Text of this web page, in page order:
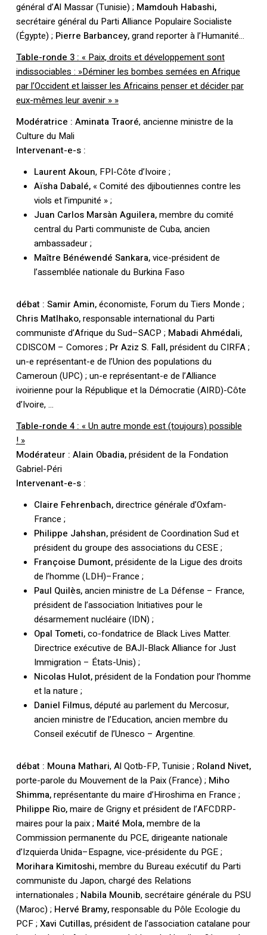
Votre panier est vide.
Retourner à la
général d’Al Massar (Tunisie) ; Mamdouh Habashi,
secrétaire général du Parti Alliance Populaire Socialiste
(Égypte) ; Pierre Barbancey,grand reporter à l’Humanité…
Table-ronde 3 : « Paix, droits et développement sont
indissociables : »Déminer les bombes semées en Afrique
par l’Occident et laisser les Africains penser et décider par
eux-mêmes leur avenir » »
Modératrice : Aminata Traoré, ancienne ministre de la
Culture du Mali
Intervenant-e-s :
Laurent Akoun, FPI-Côte d’Ivoire ;
Aïsha Dabalé,« Comité des djiboutiennes contre les
viols et l’impunité » ;
Juan Carlos Marsàn Aguilera,membre du comité
central du Parti communiste de Cuba, ancien
ambassadeur ;
Maître Bénéwendé Sankara,vice-président de
l’assemblée nationale du Burkina Faso
débat : Samir Amin,économiste, Forum du Tiers Monde ;
Chris Matlhako,responsable international du Parti
communiste d’Afrique du Sud–SACP ; Mabadi Ahmédali,
CDISCOM – Comores ; Pr Aziz S. Fall,président du CIRFA ;
un-e représentant-e de l’Union des populations du
Cameroun (UPC) ; un-e représentant-e de l’Alliance
ivoirienne pour la République et la Démocratie (AIRD)-Côte
d’Ivoire, …
Table-ronde 4 : « Un autre monde est (toujours) possible
! »
Modérateur : Alain Obadia,président de la Fondation
Gabriel-Péri
Intervenant-e-s :
Claire Fehrenbach,directrice générale d’Oxfam-
France ;
Philippe Jahshan,président de Coordination Sud et
président du groupe des associations du CESE ;
Françoise Dumont,présidente de la Ligue des droits
de l’homme (LDH)–France ;
Paul Quilès,ancien ministre de La Défense – France,
président de l’association Initiatives pour le
désarmement nucléaire (IDN) ;
Opal Tometi,co-fondatrice de Black Lives Matter.
Directrice exécutive de BAJI-Black Alliance for Just
Immigration – États-Unis) ;
Nicolas Hulot,président de la Fondation pour l’homme
et la nature ;
Daniel Filmus,député au parlement du Mercosur,
ancien ministre de l’Education, ancien membre du
Conseil exécutif de l’Unesco – Argentine.
débat : Mouna Mathari, Al Qotb-FP, Tunisie ; Roland Nivet,
porte-parole du Mouvement de la Paix (France) ; Miho
Shimma,représentante du maire d’Hiroshima en France ;
Philippe Rio,maire de Grigny et président de l’AFCDRP-
maires pour la paix ; Maité Mola,membre de la
Commission permanente du PCE, dirigeante nationale
d’Izquierda Unida–Espagne, vice-présidente du PGE ;
Morihara Kimitoshi,membre du Bureau exécutif du Parti
communiste du Japon, chargé des Relations
internationales ; Nabila Mounib, secrétaire générale du PSU
(Maroc) ; Hervé Bramy,responsable du Pôle Ecologie du
PCF ; Xavi Cutillas,président de l’association catalane pour